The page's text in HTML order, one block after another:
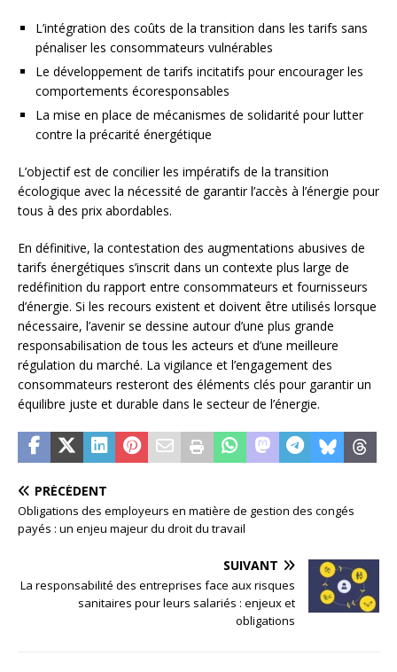
L’intégration des coûts de la transition dans les tarifs sans
pénaliser les consommateurs vulnérables
Le développement de tarifs incitatifs pour encourager les
comportements écoresponsables
La mise en place de mécanismes de solidarité pour lutter
contre la précarité énergétique
L’objectif est de concilier les impératifs de la transition
écologique avec la nécessité de garantir l’accès à l’énergie pour
tous à des prix abordables.
En définitive, la contestation des augmentations abusives de
tarifs énergétiques s’inscrit dans un contexte plus large de
redéfinition du rapport entre consommateurs et fournisseurs
d’énergie. Si les recours existent et doivent être utilisés lorsque
nécessaire, l’avenir se dessine autour d’une plus grande
responsabilisation de tous les acteurs et d’une meilleure
régulation du marché. La vigilance et l’engagement des
consommateurs resteront des éléments clés pour garantir un
équilibre juste et durable dans le secteur de l’énergie.
PRÉCÉDENT
Obligations des employeurs en matière de gestion des congés
payés : un enjeu majeur du droit du travail
SUIVANT
La responsabilité des entreprises face aux risques
sanitaires pour leurs salariés : enjeux et
obligations